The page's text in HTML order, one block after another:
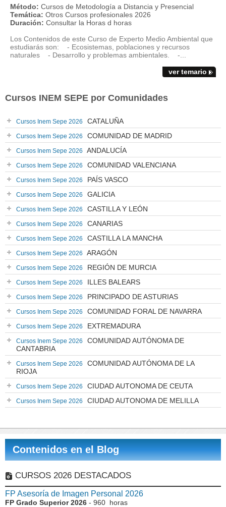
Método: Cursos de Metodología a Distancia y Presencial
Temática: Otros Cursos profesionales 2026
Duración: Consultar la Horas d horas
Los Contenidos de este Curso de Experto Medio Ambiental que
estudiarás son: - Ecosistemas, poblaciones y recursos
naturales - Desarrollo y problemas ambientales. -...
ver temario
Cursos INEM SEPE por Comunidades
Cursos Inem Sepe 2026 CATALUÑA
Cursos Inem Sepe 2026 COMUNIDAD DE MADRID
Cursos Inem Sepe 2026 ANDALUCÍA
Cursos Inem Sepe 2026 COMUNIDAD VALENCIANA
Cursos Inem Sepe 2026 PAÍS VASCO
Cursos Inem Sepe 2026 GALICIA
Cursos Inem Sepe 2026 CASTILLA Y LEÓN
Cursos Inem Sepe 2026 CANARIAS
Cursos Inem Sepe 2026 CASTILLA LA MANCHA
Cursos Inem Sepe 2026 ARAGÓN
Cursos Inem Sepe 2026 REGIÓN DE MURCIA
Cursos Inem Sepe 2026 ILLES BALEARS
Cursos Inem Sepe 2026 PRINCIPADO DE ASTURIAS
Cursos Inem Sepe 2026 COMUNIDAD FORAL DE NAVARRA
Cursos Inem Sepe 2026 EXTREMADURA
Cursos Inem Sepe 2026
COMUNIDAD AUTÓNOMA DE
CANTABRIA
Cursos Inem Sepe 2026
COMUNIDAD AUTÓNOMA DE LA
RIOJA
Cursos Inem Sepe 2026 CIUDAD AUTONOMA DE CEUTA
Cursos Inem Sepe 2026 CIUDAD AUTONOMA DE MELILLA
Contenidos en el Blog
CURSOS 2026 DESTACADOS
FP Asesoría de Imagen Personal 2026
FP Grado Superior 2026 - 960 horas